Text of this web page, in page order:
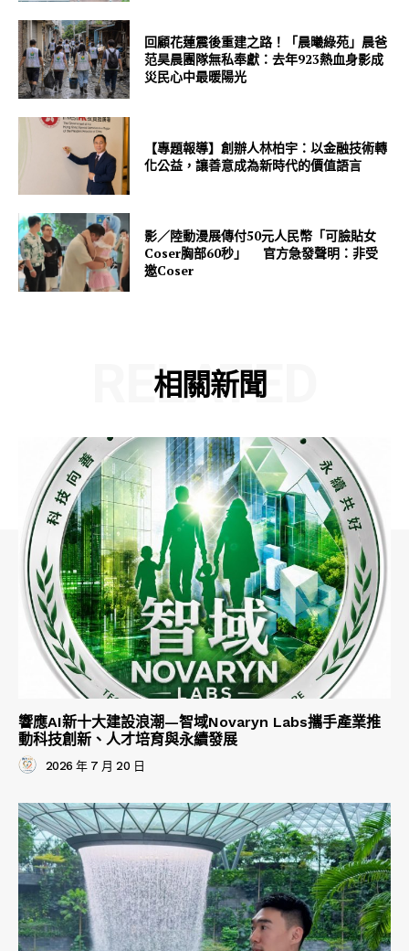
回顧花蓮震後重建之路！「晨曦綠苑」晨爸
范昊晨團隊無私奉獻：去年923熱血身影成
災民心中最暖陽光
【專題報導】創辦人林柏宇：以金融技術轉
化公益，讓善意成為新時代的價值語言
影／陸動漫展傳付50元人民幣「可臉貼女
Coser胸部60秒」 官方急發聲明：非受
邀Coser
相關新聞
RELATED
響應AI新十大建設浪潮—智域Novaryn Labs攜手產業推
動科技創新、人才培育與永續發展
2026 年 7 月 20 日